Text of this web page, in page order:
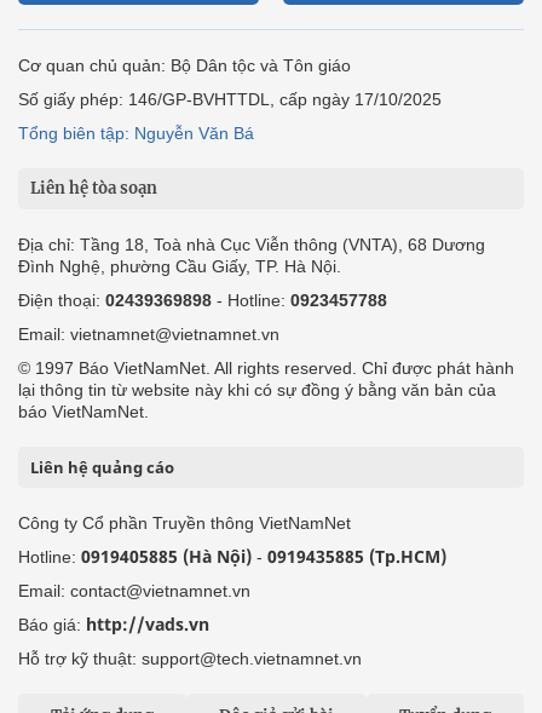
Cơ quan chủ quản: Bộ Dân tộc và Tôn giáo
Số giấy phép: 146/GP-BVHTTDL, cấp ngày 17/10/2025
Tổng biên tập: Nguyễn Văn Bá
Liên hệ tòa soạn
Địa chỉ: Tầng 18, Toà nhà Cục Viễn thông (VNTA), 68 Dương
Đình Nghệ, phường Cầu Giấy, TP. Hà Nội.
Điện thoại: 02439369898 - Hotline: 0923457788
Email: vietnamnet@vietnamnet.vn
© 1997 Báo VietNamNet. All rights reserved. Chỉ được phát hành
lại thông tin từ website này khi có sự đồng ý bằng văn bản của
báo VietNamNet.
Liên hệ quảng cáo
Công ty Cổ phần Truyền thông VietNamNet
Hotline: 0919405885 (Hà Nội) - 0919435885 (Tp.HCM)
Email: contact@vietnamnet.vn
Báo giá: http://vads.vn
Hỗ trợ kỹ thuật: support@tech.vietnamnet.vn